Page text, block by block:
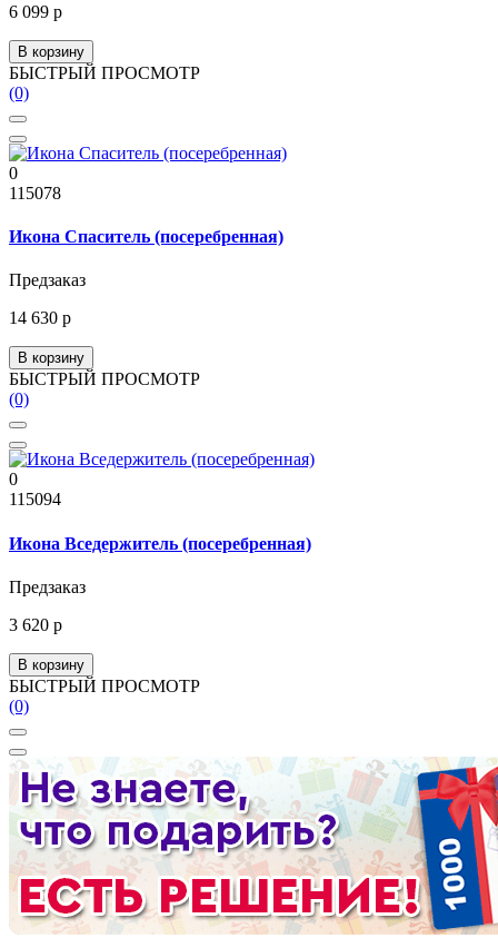
6 099 р
В корзину
БЫСТРЫЙ ПРОСМОТР
(0)
0
115078
Икона Спаситель (посеребренная)
Предзаказ
14 630 р
В корзину
БЫСТРЫЙ ПРОСМОТР
(0)
0
115094
Икона Вседержитель (посеребренная)
Предзаказ
3 620 р
В корзину
БЫСТРЫЙ ПРОСМОТР
(0)